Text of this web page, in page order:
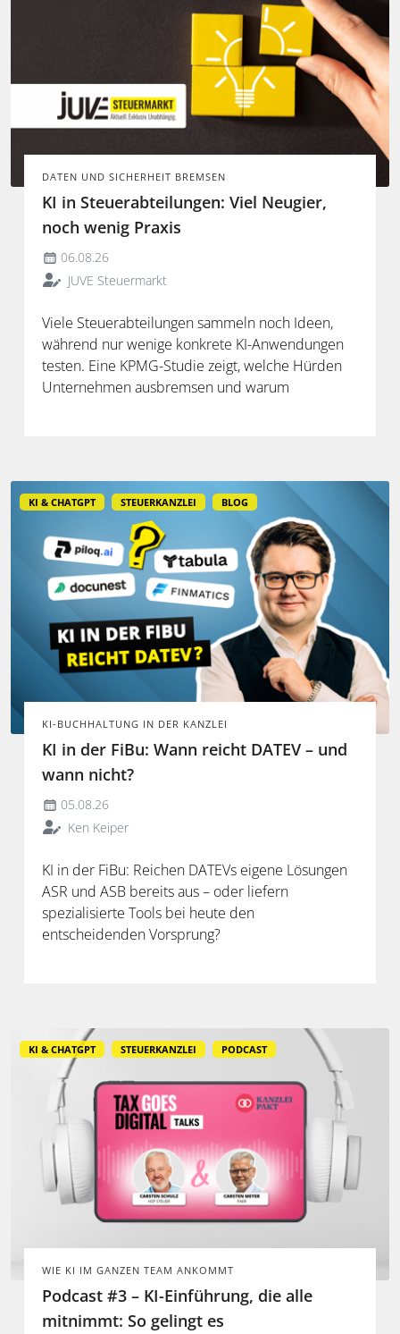
DATEN UND SICHERHEIT BREMSEN
KI in Steuerabteilungen: Viel Neugier,
noch wenig Praxis
06.08.26
JUVE Steuermarkt
Viele Steuerabteilungen sammeln noch Ideen,
während nur wenige konkrete KI-Anwendungen
testen. Eine KPMG-Studie zeigt, welche Hürden
Unternehmen ausbremsen und warum
KI & CHATGPT STEUERKANZLEI BLOG
KI-BUCHHALTUNG IN DER KANZLEI
KI in der FiBu: Wann reicht DATEV – und
wann nicht?
05.08.26
Ken Keiper
KI in der FiBu: Reichen DATEVs eigene Lösungen
ASR und ASB bereits aus – oder liefern
spezialisierte Tools bei heute den
entscheidenden Vorsprung?
KI & CHATGPT STEUERKANZLEI PODCAST
WIE KI IM GANZEN TEAM ANKOMMT
Podcast #3 – KI-Einführung, die alle
mitnimmt: So gelingt es